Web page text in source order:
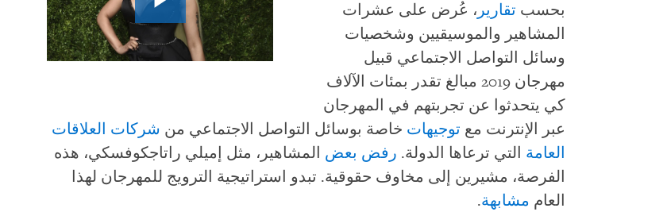
بحسب تقارير ، عُرض على عشرات
المشاهير والموسيقيين وشخصيات
وسائل التواصل الاجتماعي قبيل
مهرجان 2019 مبالغ تقدر بمئات الآلاف
كي يتحدثوا عن تجربتهم في المهرجان
عبر الإنترنت مع توجيهات خاصة بوسائل التواصل الاجتماعي من شركات العلاقات
العامة التي ترعاها الدولة. رفض بعض المشاهير، مثل إميلي راتاجكوفسكي، هذه
الفرصة، مشيرين إلى مخاوف حقوقية. تبدو استراتيجية الترويج للمهرجان لهذا
العام مشابهة.